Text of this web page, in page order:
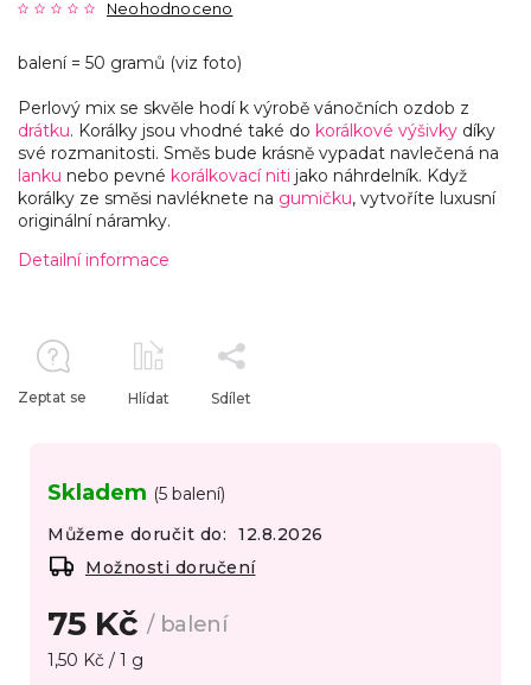
Neohodnoceno
75 Kč/ balení
1,50 Kč / 1 g
Skladem (5 balení)
Můžeme doručit do:
12.8.2026
Možnosti doručení
balení = 50 gramů (viz foto)
Perlový mix se skvěle hodí k výrobě vánočních ozdob z
drátku. Korálky jsou vhodné také do korálkové výšivky díky
své rozmanitosti. Směs bude krásně vypadat navlečená na
lanku nebo pevné korálkovací niti jako náhrdelník. Když
korálky ze směsi navléknete na gumičku, vytvoříte luxusní
originální náramky.
Detailní informace
Zeptat se Hlídat Sdílet